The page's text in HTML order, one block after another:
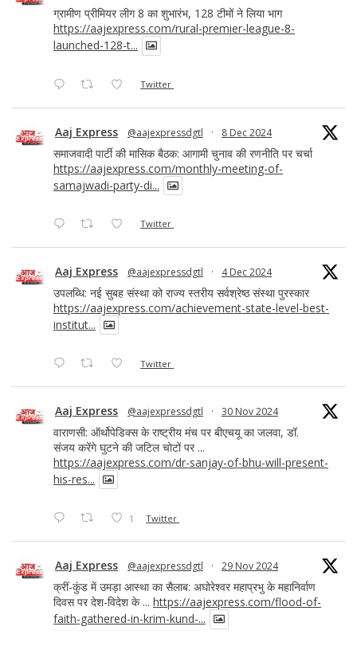
ग्रामीण प्रीमियर लीग 8 का शुभारंभ, 128 टीमों ने लिया भाग
https://aajexpress.com/rural-premier-league-8-
launched-128-t...
Twitter
Aaj Express @aajexpressdgtl · 8 Dec 2024
समाजवादी पार्टी की मासिक बैठक: आगामी चुनाव की रणनीति पर चर्चा
https://aajexpress.com/monthly-meeting-of-
samajwadi-party-di...
Twitter
Aaj Express @aajexpressdgtl · 4 Dec 2024
उपलब्धि: नई सुबह संस्था को राज्य स्तरीय सर्वश्रेष्ठ संस्था पुरस्कार
https://aajexpress.com/achievement-state-level-best-
institut...
Twitter
Aaj Express @aajexpressdgtl · 30 Nov 2024
वाराणसी: ऑर्थोपेडिक्स के राष्ट्रीय मंच पर बीएचयू का जलवा, डॉ.
संजय करेंगे घुटने की जटिल चोटों पर ...
https://aajexpress.com/dr-sanjay-of-bhu-will-present-
his-res...
1 Twitter
Aaj Express @aajexpressdgtl · 29 Nov 2024
क्रीं-कुंड में उमड़ा आस्था का सैलाब: अघोरेश्वर महाप्रभु के महानिर्वाण
दिवस पर देश-विदेश के ... https://aajexpress.com/flood-of-
faith-gathered-in-krim-kund-...